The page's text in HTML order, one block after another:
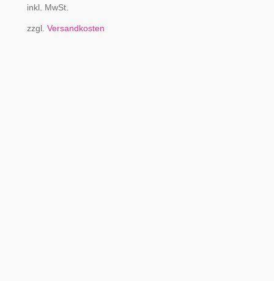
inkl. MwSt.
zzgl. Versandkosten